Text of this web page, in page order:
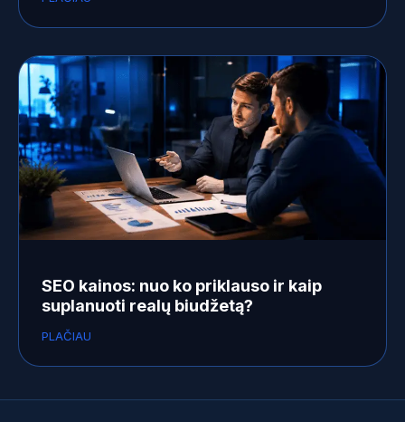
SEO kainos: nuo ko priklauso ir kaip
suplanuoti realų biudžetą?
PLAČIAU